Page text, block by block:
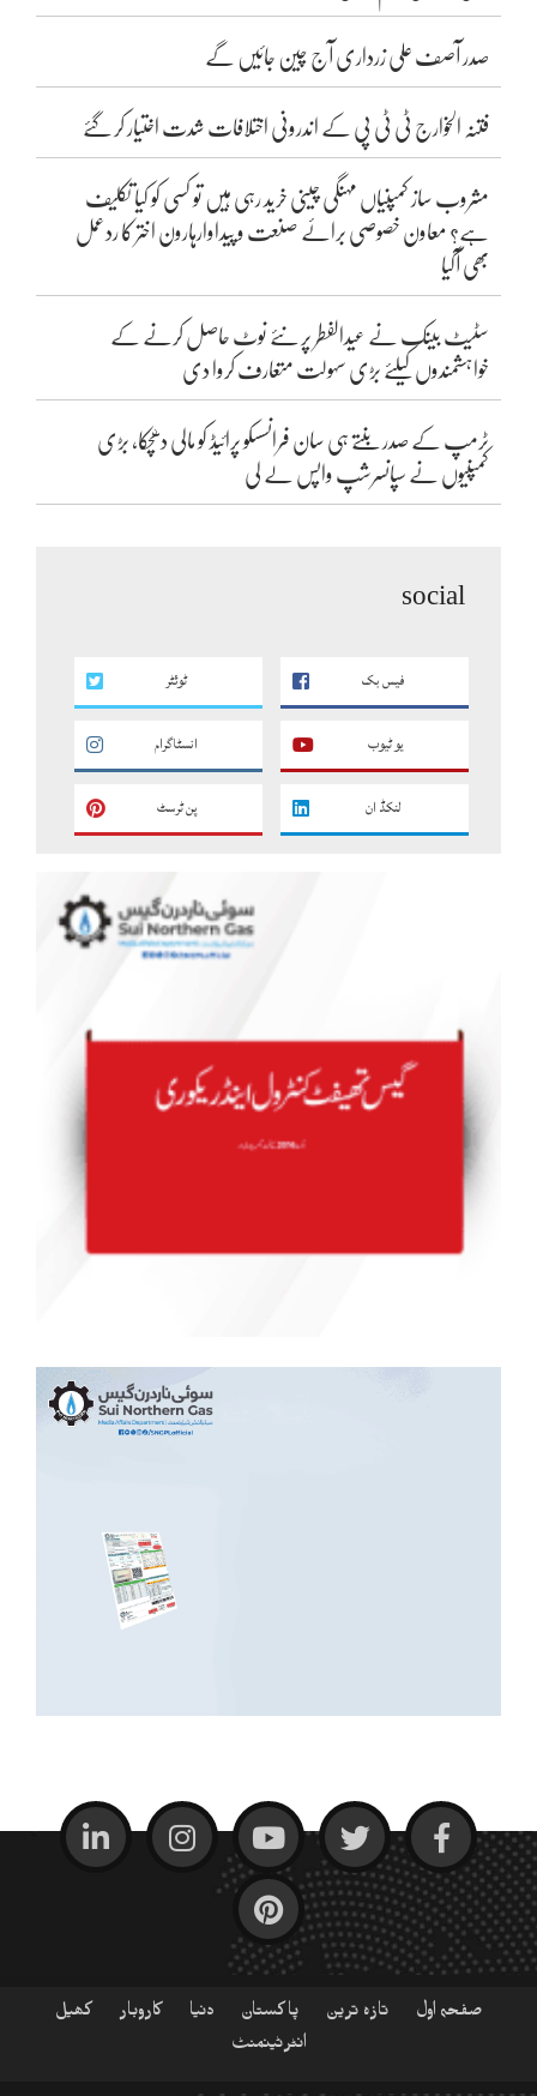
صدر آصف علی زرداری آج چین جائیں گے
فتنہ الخوارج ٹی ٹی پی کے اندرونی اختلافات شدت اختیار کر گئے
مشروب ساز کمپنیاں مہنگی چینی خرید رہی ہیں تو کسی کو کیا تکلیف
ہے؟ معاون خصوصی برائے صنعت و پیداوارہارون اختر کا ردعمل
بھی آگیا
سٹیٹ بینک نے عیدالفطر پر نئے نوٹ حاصل کرنے کے
خواہشمندوں کیلئے بڑی سہولت متعارف کروا دی
ٹرمپ کے صدر بنتے ہی سان فرانسسکو پرائیڈ کو مالی دھچکا، بڑی
کمپنیوں نے سپانسرشپ واپس لے لی
social
فیس بک ٹوئٹر
یو ٹیوب انسٹاگرام
لنکڈ ان پن ٹرسٹ
صفحہ اول تازہ ترین پاکستان دنیا کاروبار
کھیل
انٹرٹینمنٹ